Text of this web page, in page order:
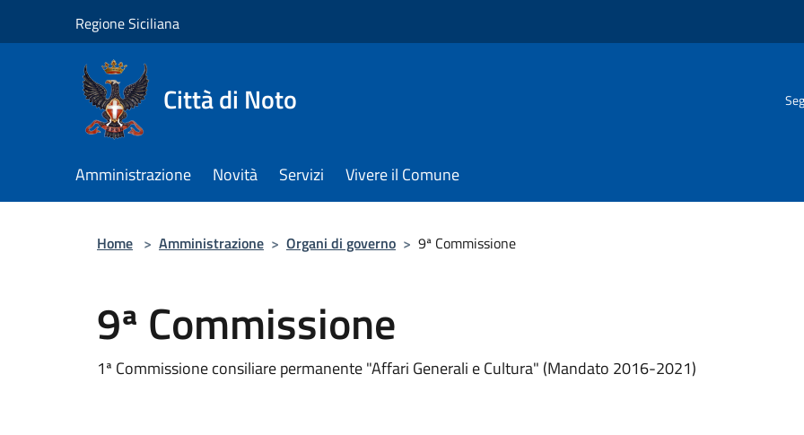
Regione Siciliana
Città di Noto
Amministrazione Novità Servizi Vivere il Comune
Home > Amministrazione > Organi di governo > 9ª Commissione
9ª Commissione
1ª Commissione consiliare permanente "Affari Generali e Cultura" (Mandato 2016-2021)